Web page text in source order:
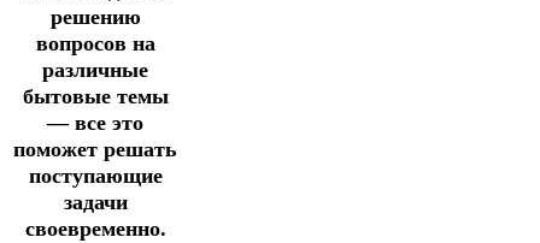
решению
вопросов на
различные
бытовые темы
— все это
поможет решать
поступающие
задачи
своевременно.